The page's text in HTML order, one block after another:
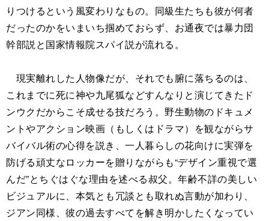
りつけるという風変わりなもの。同級生たちも彼が何者
だったのかをいまいち掴めておらず、お通夜では暴力団
幹部説と国家情報院スパイ説が流れる。
現実離れした人物像だが、それでも腑に落ちるのは、
これまでに死に神や九尾狐などすんなりと演じてきたド
ンウクだからこそ成せる技だろう。野生動物のドキュメ
ントやアクション映画（もしくはドラマ）を観ながらサ
バイバル術の心得を説き、一人暮らしの花向けに実弾を
防げる頑丈なロッカーを贈りながらも“デザイン重視で選
んだ”とちぐはぐな理由を述べる叔父。年齢不詳の美しい
ビジュアルに、本気とも冗談とも取れぬ言動が加わり、
ジアン同様、彼の過去すべてを解き明かしたくなってい